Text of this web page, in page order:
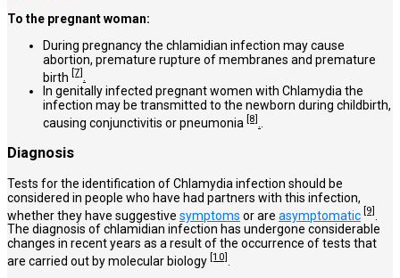
To the pregnant woman:
During pregnancy the chlamidian infection may cause
abortion, premature rupture of membranes and premature
birth [7].
In genitally infected pregnant women with Chlamydia the
infection may be transmitted to the newborn during childbirth,
causing conjunctivitis or pneumonia [8]
Diagnosis
Tests for the identification of Chlamydia infection should be
considered in people who have had partners with this infection,
whether they have suggestive symptoms or are asymptomatic [9]
The diagnosis of chlamidian infection has undergone considerable
changes in recent years as a result of the occurrence of tests that
are carried out by molecular biology [10]